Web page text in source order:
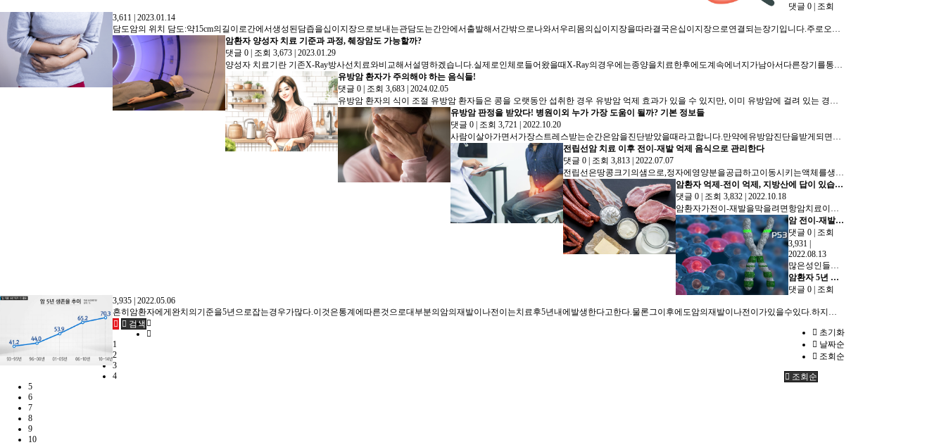
댓글 0
조회
3,611 2023.01.14
담도암의 위치 담도:약15cm의길이로간에서생성된담즙을십이지장으로보내는관담도는간안에서출발해서간밖으로나와서우리몸의십이지장을따라결국은십이지장으로연결되는장기입니다.주로오른쪽간,오른쪽상복부…
암환자 양성자 치료 기준과 과정, 췌장암도 가능할까?
댓글 0
조회 3,673 2023.01.29
양성자 치료기란 기존X-Ray방사선치료와비교해서설명하겠습니다.실제로인체로들어왔을때X-Ray의경우에는종양을치료한후에도계속에너지가남아서다른장기를통과합니다.그런데양성자치료는브래그피크(B…
유방암 환자가 주의해야 하는 음식들!
댓글 0
조회 3,683 2024.02.05
유방암 환자의 식이 조절 유방암 환자들은 콩을 오랫동안 섭취한 경우 유방암 억제 효과가 있을 수 있지만, 이미 유방암에 걸려 있는 경우 여성호르몬과 유사한 효과를 낼 수 있으므로 …
유방암 판정을 받았다! 병원이외 누가 가장 도움이 될까? 기본 정보들
댓글 0
조회 3,721 2022.10.20
사람이살아가면서가장스트레스받는순간은암을진단받았을때라고합니다.만약에유방암진단을받게되면머릿속에수많은생각과고민도많아지고힘들어질것입니다.병원을선택하는것부터치료방법,수술방법은어떻게선택해야하…
전립선암 치료 이후 전이-재발 억제 음식으로 관리한다
댓글 0
조회 3,813 2022.07.07
전립선은땅콩크기의샘으로,정자에영양분을공급하고이동시키는액체를생성합니다.그리고전립선암은전립샘내의세포가비정상적으로자라면서시작됩니다.전립선암환자는초기에만잘잡으면90퍼센트이상완치가될정도로생…
암환자 억제-전이 억제, 지방산에 답이 있습니다
댓글 0
조회 3,832 2022.10.18
암환자가전이-재발을막을려면항암치료이후사실상어떻게먹는거에따라결정이된다고해도과언이아닙니다.그렇다면어떻게먹어야할까요?최근암에대한흥미로운보고가있습니다.흔히우리는암세포의포도당을주원료를활용된…
암 전이-재발, P53 유전자 이해 해야
댓글 0
조회
3,931
2022.08.13
많은성인들은암발생에대해걱정을하고있습니다.다른질병과달리치료가힘들고사망에까지이르게하기에큰고민이될수밖에없습니다.또한치료를마친암환자또한다시언제전이재발을할까걱정을할수밖에없는게암이란질병의무서…
암환자 5년 완치 후 재발 없는 식습관
댓글 0
조회
3,935 2022.05.06
흔히암환자에게완치의기준을5년으로잡는경우가많다.이것은통계에따른것으로대부분의암의재발이나전이는치료후5년내에발생한다고한다.물론그이후에도암의재발이나전이가있을수있다.하지만그발생율은5~10%정…
초기화
날짜순
조회순
조회순
검색
1
2
3
4
5
6
7
8
9
10